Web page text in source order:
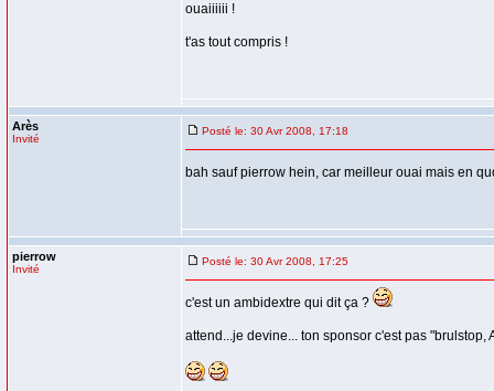
ouaiiiiii !
t'as tout compris !
Arès
Invité
Posté le: 30 Avr 2008, 17:18
bah sauf pierrow hein, car meilleur ouai mais en
pierrow
Invité
Posté le: 30 Avr 2008, 17:25
c'est un ambidextre qui dit ça ?
attend...je devine... ton sponsor c'est pas "brulstop,